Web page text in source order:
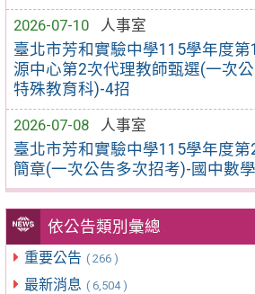
2026-07-10
人事室
臺北市芳和實驗中學115學年度
源中心第2次代理教師甄選(一次
特殊教育科)-4招
2026-07-08
人事室
臺北市芳和實驗中學115學年度
簡章(一次公告多次招考)-國中數
依公告類別彙總
重要公告 ( 266 )
最新消息 ( 6,504 )